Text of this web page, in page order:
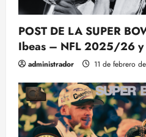
POST DE LA SUPER
Ibeas – NFL 2025/26 y
administrador 11 de febrero